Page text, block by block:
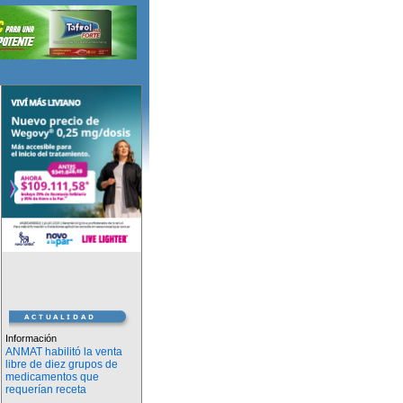
Información
ANMAT habilitó la venta
libre de diez grupos de
medicamentos que
requerían receta